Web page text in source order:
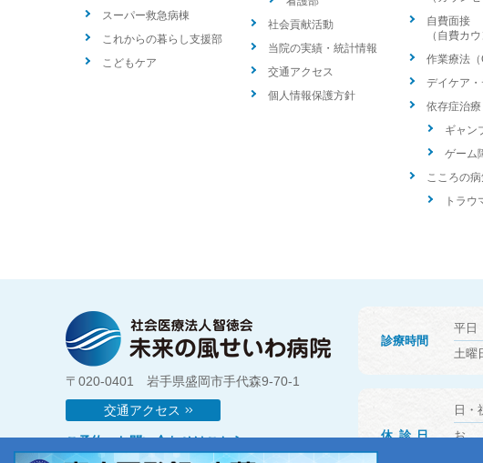
スーパー救急病棟
これからの暮らし支援部
こどもケア
社会貢献活動
当院の実績・統計情報
交通アクセス
個人情報保護方針
自費面接
（自費カ
作業療法（
デイケア
依存症治療
ギャン
ゲーム
こころの
トラウ
〒020-0401 岩手県盛岡市手代森9-70-1
交通アクセス
ご予約・お問い合わせはこちら
診療時間
平日
土
休診日
日・
お